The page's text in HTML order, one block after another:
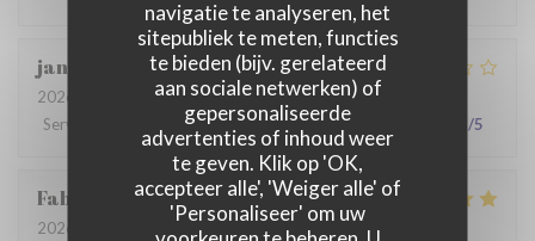
navigatie te analyseren, het
sitepubliek te meten, functies
te bieden (bijv. gerelateerd
aan sociale netwerken) of
gepersonaliseerde
advertenties of inhoud weer
te geven. Klik op 'OK,
accepteer alle', 'Weiger alle' of
'Personaliseer' om uw
jan
2026-07-28
- 19:30 - Gasten 2
Service
Atmosfeer:3/5 Keuken:3/5 Kwaliteit / Prijs /5
Fabrice
2026-07-19
- 12:00 - Gasten 3